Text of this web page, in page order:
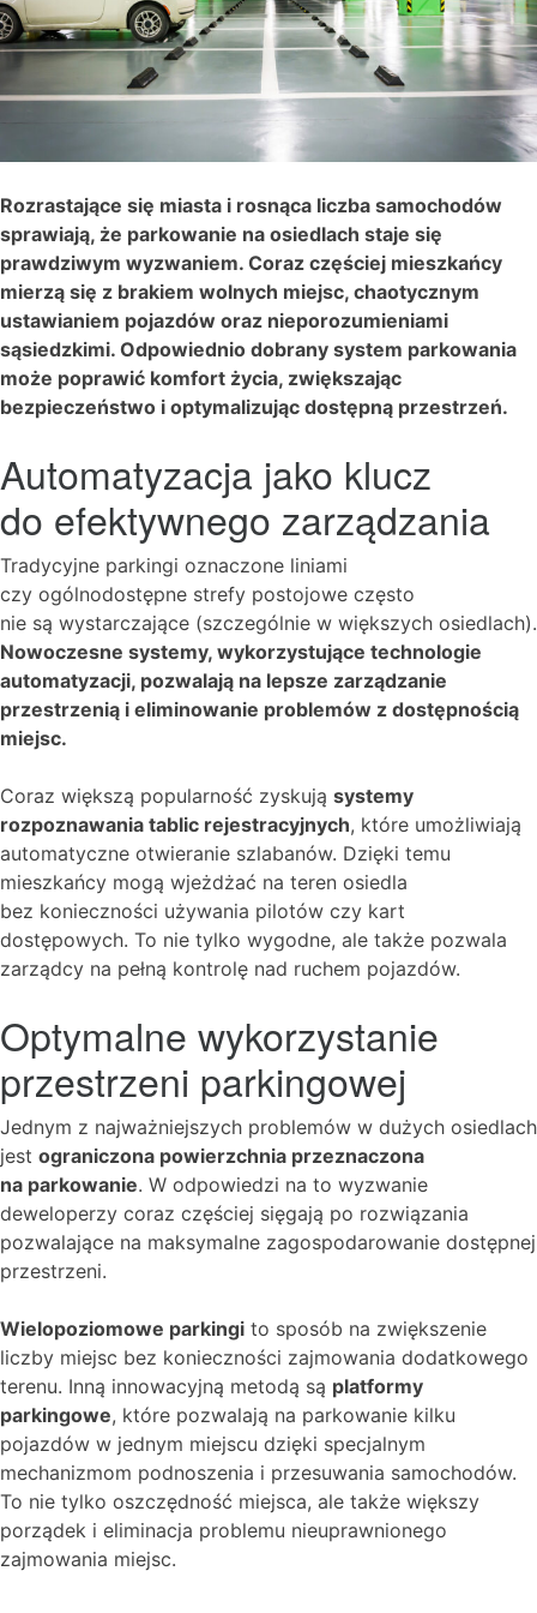
Rozrastające się miasta i rosnąca liczba samochodów
sprawiają, że parkowanie na osiedlach staje się
prawdziwym wyzwaniem. Coraz częściej mieszkańcy
mierzą się z brakiem wolnych miejsc, chaotycznym
ustawianiem pojazdów oraz nieporozumieniami
sąsiedzkimi. Odpowiednio dobrany system parkowania
może poprawić komfort życia, zwiększając
bezpieczeństwo i optymalizując dostępną przestrzeń.
Automatyzacja jako klucz
do efektywnego zarządzania
Tradycyjne parkingi oznaczone liniami
czy ogólnodostępne strefy postojowe często
nie są wystarczające (szczególnie w większych osiedlach).
Nowoczesne systemy, wykorzystujące technologie
automatyzacji, pozwalają na lepsze zarządzanie
przestrzenią i eliminowanie problemów z dostępnością
miejsc.
Coraz większą popularność zyskują systemy
rozpoznawania tablic rejestracyjnych, które umożliwiają
automatyczne otwieranie szlabanów. Dzięki temu
mieszkańcy mogą wjeżdżać na teren osiedla
bez konieczności używania pilotów czy kart
dostępowych. To nie tylko wygodne, ale także pozwala
zarządcy na pełną kontrolę nad ruchem pojazdów.
Optymalne wykorzystanie
przestrzeni parkingowej
Jednym z najważniejszych problemów w dużych osiedlach
jest ograniczona powierzchnia przeznaczona
na parkowanie. W odpowiedzi na to wyzwanie
deweloperzy coraz częściej sięgają po rozwiązania
pozwalające na maksymalne zagospodarowanie dostępnej
przestrzeni.
Wielopoziomowe parkingi to sposób na zwiększenie
liczby miejsc bez konieczności zajmowania dodatkowego
terenu. Inną innowacyjną metodą są platformy
parkingowe, które pozwalają na parkowanie kilku
pojazdów w jednym miejscu dzięki specjalnym
mechanizmom podnoszenia i przesuwania samochodów.
To nie tylko oszczędność miejsca, ale także większy
porządek i eliminacja problemu nieuprawnionego
zajmowania miejsc.